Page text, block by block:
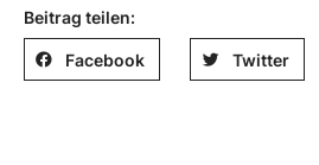
Beitrag teilen:
Facebook Twitter